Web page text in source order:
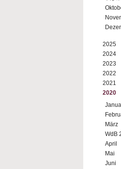
2025
2024
2023
2022
2021
2020
März
WdB
April
Mai
Juni